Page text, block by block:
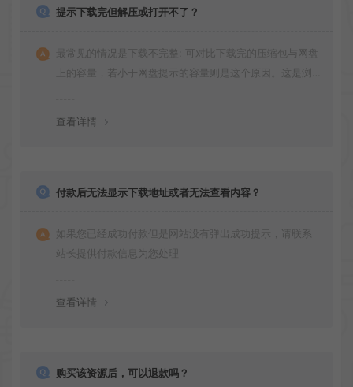
提示下载完但解压或打开不了？
最常见的情况是下载不完整: 可对比下载完的压缩包与网盘
上的容量，若小于网盘提示的容量则是这个原因。这是浏
查看详情
付款后无法显示下载地址或者无法查看内容？
如果您已经成功付款但是网站没有弹出成功提示，请联系
站长提供付款信息为您处理
查看详情
购买该资源后，可以退款吗？